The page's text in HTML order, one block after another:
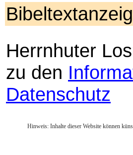
Herrnhuter
zu den
Datenschutz
Hinweis: Inhalte dieser Website können